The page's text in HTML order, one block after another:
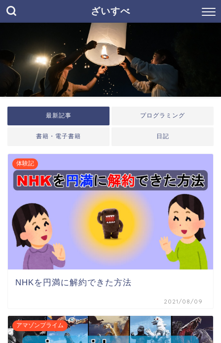
ざいすべ
最新記事 プログラミング
書籍・電子書籍 日記
体験記
NHKを円満に解約できた方法
2021/08/09
アマゾンプライム